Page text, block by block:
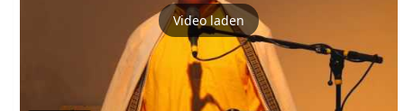
Video laden